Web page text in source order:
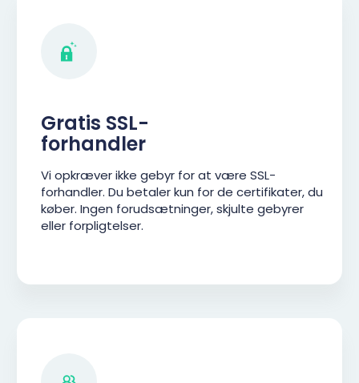
Gratis SSL-
forhandler
Vi opkræver ikke gebyr for at være SSL-
forhandler. Du betaler kun for de certifikater, du
køber. Ingen forudsætninger, skjulte gebyrer
eller forpligtelser.